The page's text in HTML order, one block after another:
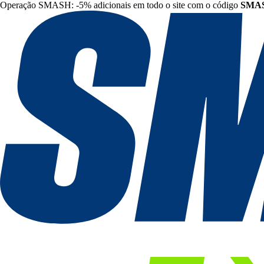
Operação SMASH: -5% adicionais em todo o site com o código